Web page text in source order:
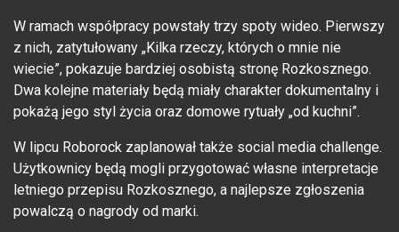
W ramach współpracy powstały trzy spoty wideo. Pierwszy
z nich, zatytułowany „Kilka rzeczy, których o mnie nie
wiecie”, pokazuje bardziej osobistą stronę Rozkosznego.
Dwa kolejne materiały będą miały charakter dokumentalny i
pokażą jego styl życia oraz domowe rytuały „od kuchni”.
W lipcu Roborock zaplanował także social media challenge.
Użytkownicy będą mogli przygotować własne interpretacje
letniego przepisu Rozkosznego, a najlepsze zgłoszenia
powalczą o nagrody od marki.